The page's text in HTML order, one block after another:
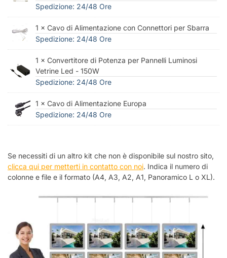
Spedizione: 24/48 Ore
1 × Cavo di Alimentazione con Connettori per Sbarra
Spedizione: 24/48 Ore
1 × Convertitore di Potenza per Pannelli Luminosi
Vetrine Led - 150W
Spedizione: 24/48 Ore
1 × Cavo di Alimentazione Europa
Spedizione: 24/48 Ore
Se necessiti di un altro kit che non è disponibile sul nostro sito,
clicca qui per metterti in contatto con noi. Indica il numero di
colonne e file e il formato (A4, A3, A2, A1, Panoramico L o XL).